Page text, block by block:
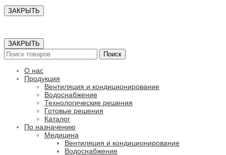
ЗАКРЫТЬ
ЗАКРЫТЬ
Поиск
О нас
Продукция
Вентиляция и кондиционирование
Водоснабжение
Технологические решения
Готовые решения
Каталог
По назначению
Медицина
Вентиляция и кондиционирование
Водоснабжение